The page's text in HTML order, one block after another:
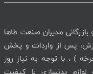
مدیران صنعت طاها
پس از واردات و پخش
) ، با توجه به نیاز روز